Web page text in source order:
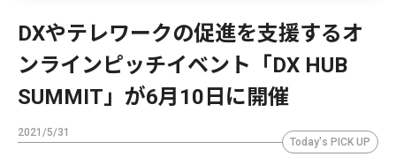
DXやテレワークの促進を支援するオ
ンラインピッチイベント「DX HUB
SUMMIT」が6月10日に開催
2021/5/31
Today's PICK UP